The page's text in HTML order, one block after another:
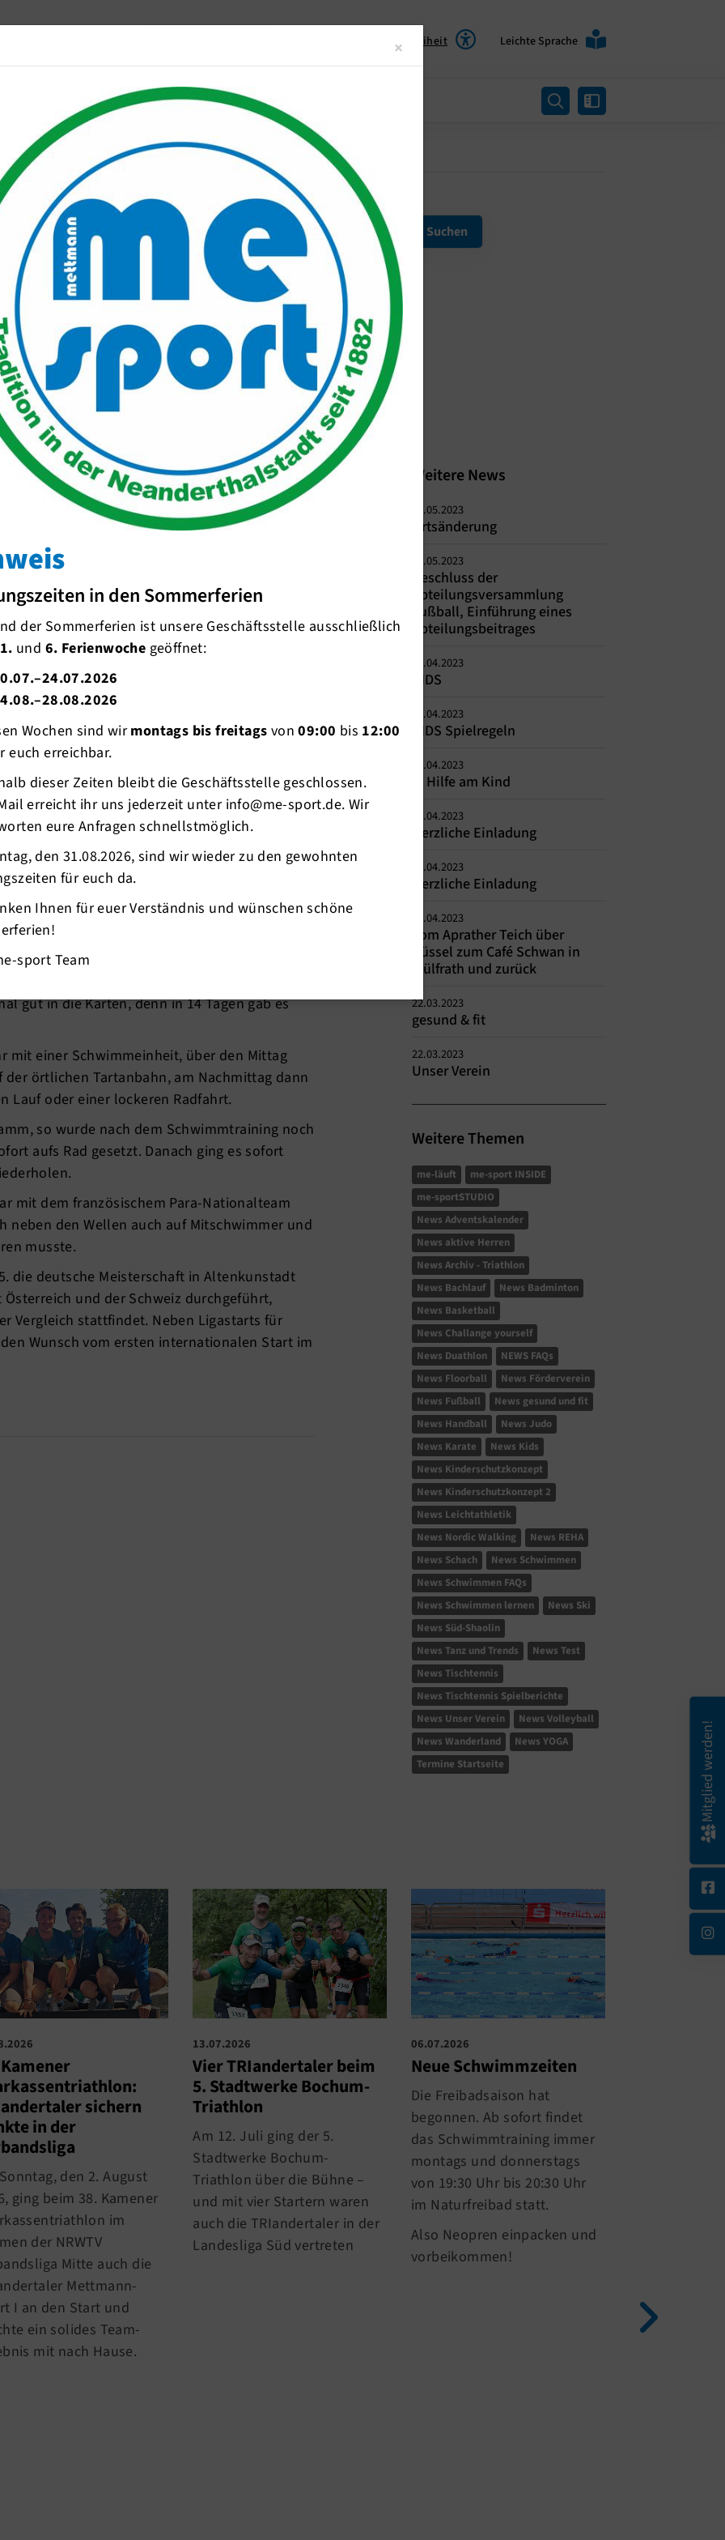
Barrierefreiheit Leichte Sprache
Unser Verein Mitgliederservice
Para-Triathlon Bundeskader Trainingslager
Mallorca
Bundeskader in Colonia de Sant Jordi auf
und gesteuert von Para-Triathlon
war u.a. Max Gelhaar (WM Platz 3 seiner
Spiele 2024 angereist.
gut in die Karten, denn in 14 Tagen gab es
mit einer Schwimmeinheit, über den Mittag
örtlichen Tartanbahn, am Nachmittag dann
Lauf oder einer lockeren Radfahrt.
so wurde nach dem Schwimmtraining noch
aufs Rad gesetzt. Danach ging es sofort
mit dem französischem Para-Nationalteam
neben den Wellen auch auf Mitschwimmer und
musste.
die deutsche Meisterschaft in Altenkunstadt
und der Schweiz durchgeführt,
Vergleich stattfindet. Neben Ligastarts für
Wunsch vom ersten internationalen Start im
Weitere News
05.05.2023
Ortsänderung
02.05.2023
Beschluss der
Abteilungsversammlung
Fußball, Einführung eines
Abteilungsbeitrages
28.04.2023
KIDS
27.04.2023
KIDS Spielregeln
27.04.2023
1. Hilfe am Kind
15.04.2023
Herzliche Einladung
15.04.2023
Herzliche Einladung
12.04.2023
Vom Aprather Teich über
Düssel zum Café Schwan in
Wülfrath und zurück
22.03.2023
gesund & fit
22.03.2023
Unser Verein
Weitere Themen
me-läuft
me-sport INSIDE
me-sportSTUDIO
News Adventskalender
News aktive Herren
News Archiv - Triathlon
News Bachlauf
News Badminton
News Basketball
News Challange yourself
News Duathlon
NEWS FAQs
News Floorball
News Förderverein
News Fußball
News gesund und fit
News Handball
News Judo
News Karate
News Kids
News Kinderschutzkonzept
News Kinderschutzkonzept 2
News Leichtathletik
News Nordic Walking
News REHA
News Schach
News Schwimmen
News Schwimmen FAQs
News Schwimmen lernen
News Ski
News Süd-Shaolin
News Tanz und Trends
News Test
News Tischtennis
News Tischtennis Spielberichte
News Unser Verein
News Volleyball
News Wanderland
News YOGA
Termine Startseite
sichern
in der
den 2. August
ging beim 38. Kamener
im
der NRWTV
Mitte auch die
Mettmann-
I an den Start und
ein solides Team-
mit nach Hause.
13.07.2026
Vier TRIandertaler beim
5. Stadtwerke Bochum-
Triathlon
Am 12. Juli ging der 5.
Stadtwerke Bochum-
Triathlon über die Bühne –
und mit vier Startern waren
auch die TRIandertaler in der
Landesliga Süd vertreten
06.07.2026
Neue Schwimmzeiten
Die Freibadsaison hat
begonnen. Ab sofort findet
das Schwimmtraining immer
montags und donnerstags
von 19:30 Uhr bis 20:30 Uhr
im Naturfreibad statt.
Also Neopren einpacken und
vorbeikommen!
starke
Mitglied werden!
× Close
in den Sommerferien
der Sommerferien ist unsere Geschäftsstelle ausschließlich
und 6. Ferienwoche geöffnet:
Wochen sind wirmontags bis freitags von09:00 bis 12:00
euch erreichbar.
dieser Zeiten bleibt die Geschäftsstelle geschlossen.
erreicht ihr uns jederzeit unter info@me-sport.de. Wir
eure Anfragen schnellstmöglich.
den 31.08.2026, sind wir wieder zu den gewohnten
für euch da.
Ihnen für euer Verständnis und wünschen schöne
sport Team